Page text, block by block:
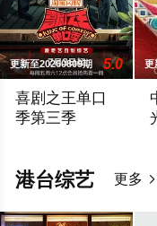
更新至20260809期 5.0
喜剧之王单口
季第三季
更
港台综艺 更多 